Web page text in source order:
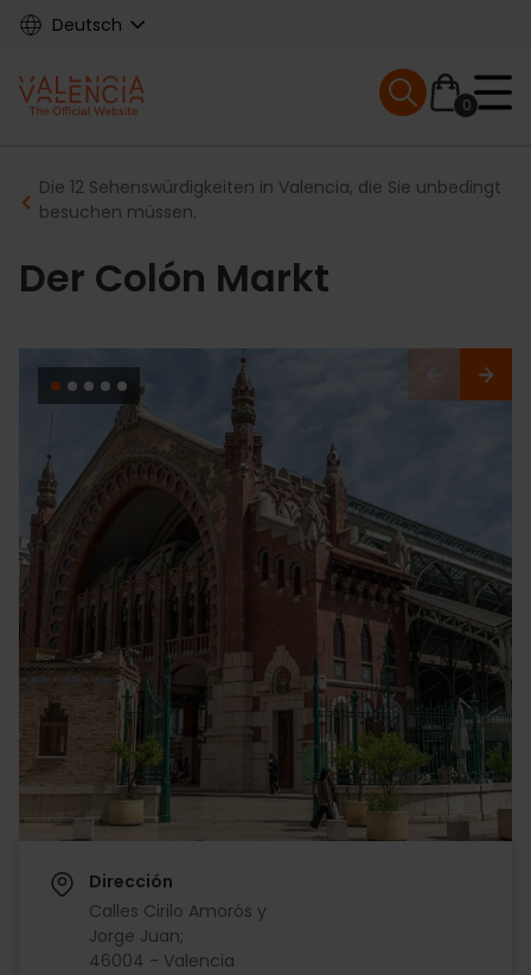
Skip
content
Deutsch
Main
navigation
0
Mobile menu
Breadcrumb
Die 12 Sehenswürdigkeiten in Valencia, die Sie unbedingt
besuchen müssen.
Der Colón Markt
Dirección
Calles Cirilo Amorós y
Jorge Juan;
46004 - Valencia